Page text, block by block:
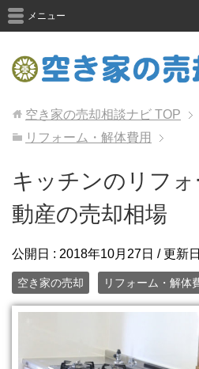
メニュー
空き家の売却相談ナビ TOP
リフォーム・解体費用
キッチンのリフ
動産の売却相場
公開日 : 2018年10月27日 / 更新
空き家の売却 リフォーム・解体